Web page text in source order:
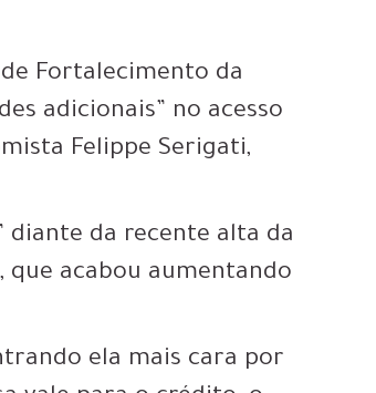
Fortalecimento da
adicionais” no acesso
Felippe Serigati,
diante da recente alta da
que acabou aumentando
ela mais cara por